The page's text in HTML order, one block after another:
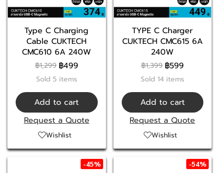
Type C Charging
Cable CUKTECH
CMC610 6A 240W
฿1,299 ฿499
Sold 5 items
Add to cart
Request a Quote
Wishlist
TYPE C Charger
CUKTECH CMC615 6A
240W
฿1,399 ฿599
Sold 14 items
Add to cart
Request a Quote
Wishlist
-45% -54%